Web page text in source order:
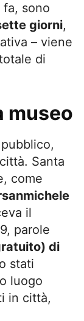
fa, sono
giorni,
– viene
di
museo
Santa
come
il
parole
di
stati
luogo
in città,